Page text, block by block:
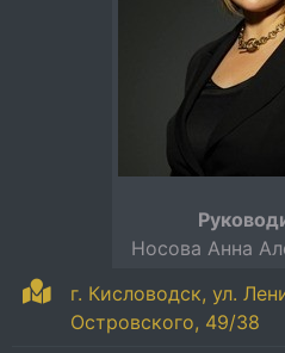
г. Кисловодск, ул.
Островского, 49/38
Носова Анна